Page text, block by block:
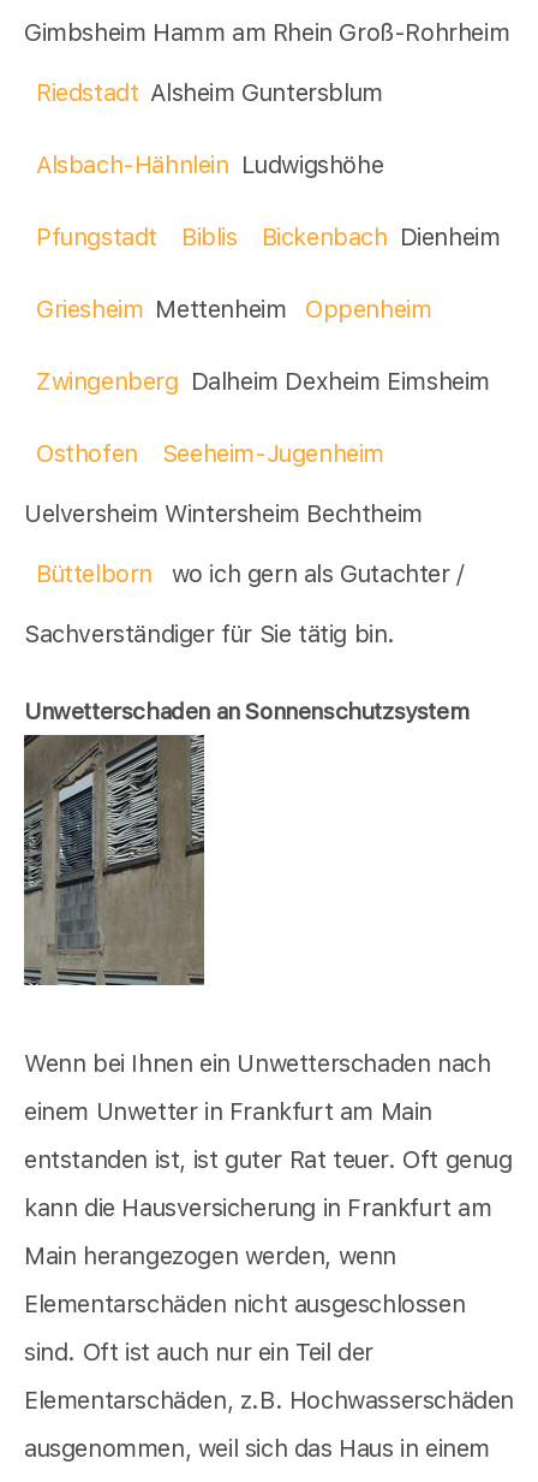
Gimbsheim Hamm am Rhein Groß-Rohrheim
Riedstadt Alsheim Guntersblum
Alsbach-Hähnlein Ludwigshöhe
Pfungstadt Biblis Bickenbach Dienheim
Griesheim Mettenheim Oppenheim
Zwingenberg Dalheim Dexheim Eimsheim
Osthofen Seeheim-Jugenheim
Uelversheim Wintersheim Bechtheim
Büttelborn wo ich gern als Gutachter /
Sachverständiger für Sie tätig bin.
Unwetterschaden an Sonnenschutzsystem
Wenn bei Ihnen ein Unwetterschaden nach
einem Unwetter in Frankfurt am Main
entstanden ist, ist guter Rat teuer. Oft genug
kann die Hausversicherung in Frankfurt am
Main herangezogen werden, wenn
Elementarschäden nicht ausgeschlossen
sind. Oft ist auch nur ein Teil der
Elementarschäden, z.B. Hochwasserschäden
ausgenommen, weil sich das Haus in einem